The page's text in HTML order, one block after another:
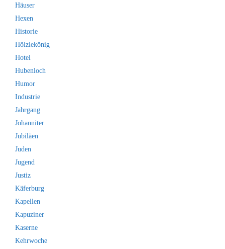
Häuser
Hexen
Historie
Hölzlekönig
Hotel
Hubenloch
Humor
Industrie
Jahrgang
Johanniter
Jubiläen
Juden
Jugend
Justiz
Käferburg
Kapellen
Kapuziner
Kaserne
Kehrwoche